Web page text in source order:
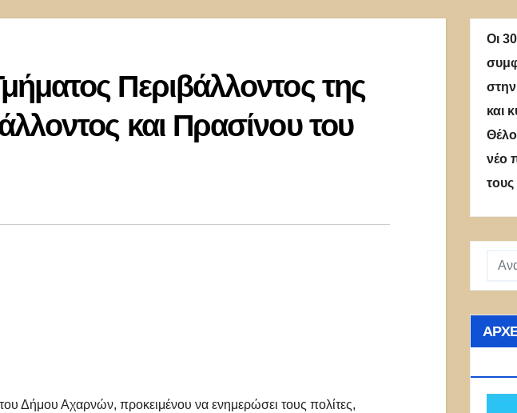
Περιβάλλοντος της
και Πρασίνου του
Δήμου Αχαρνών, προκειμένου να ενημερώσει τους πολίτες,
Οι
στην
και
νέο
τους